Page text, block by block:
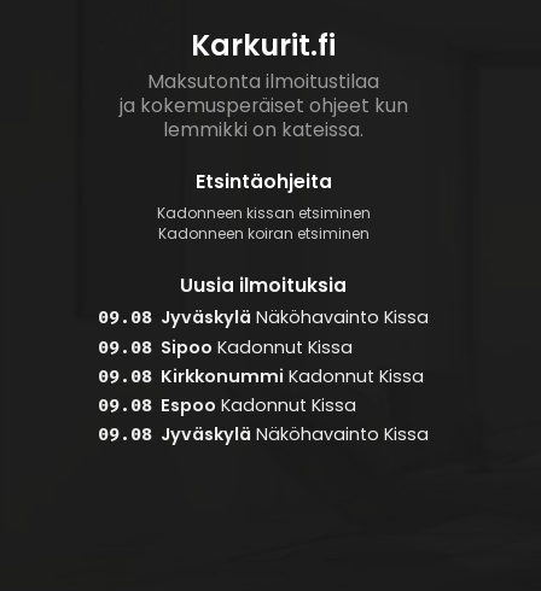
Karkurit.fi
Maksutonta ilmoitustilaa
ja kokemusperäiset ohjeet kun
lemmikki on kateissa.
Etsintäohjeita
Kadonneen kissan etsiminen
Kadonneen koiran etsiminen
Uusia ilmoituksia
09.08 Jyväskylä Näköhavainto Kissa
09.08 Sipoo Kadonnut Kissa
09.08 Kirkkonummi Kadonnut Kissa
09.08 Espoo Kadonnut Kissa
09.08 Jyväskylä Näköhavainto Kissa